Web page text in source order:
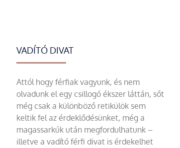
VADÍTÓ DIVAT
Attól hogy férfiak vagyunk, és nem
olvadunk el egy csillogó ékszer láttán, sőt
még csak a különböző retikülök sem
keltik fel az érdeklődésünket, még a
magassarkúk után megfordulhatunk –
illetve a vadító férfi divat is érdekelhet